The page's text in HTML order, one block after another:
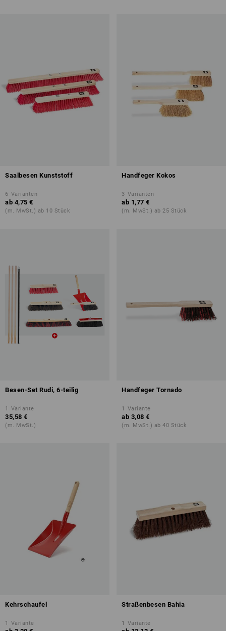
Saalbesen Kunststoff
6 Varianten
ab 4,75 €
(m. MwSt.) ab 10 Stück
Handfeger Kokos
3 Varianten
ab 1,77 €
(m. MwSt.) ab 25 Stück
Besen-Set Rudi, 6-teilig
1 Variante
35,58 €
(m. MwSt.)
Handfeger Tornado
1 Variante
ab 3,08 €
(m. MwSt.) ab 40 Stück
Kehrschaufel
1 Variante
Straßenbesen Bahia
1 Variante